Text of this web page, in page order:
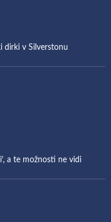
dirki v Silverstonu
a te možnosti ne vidi